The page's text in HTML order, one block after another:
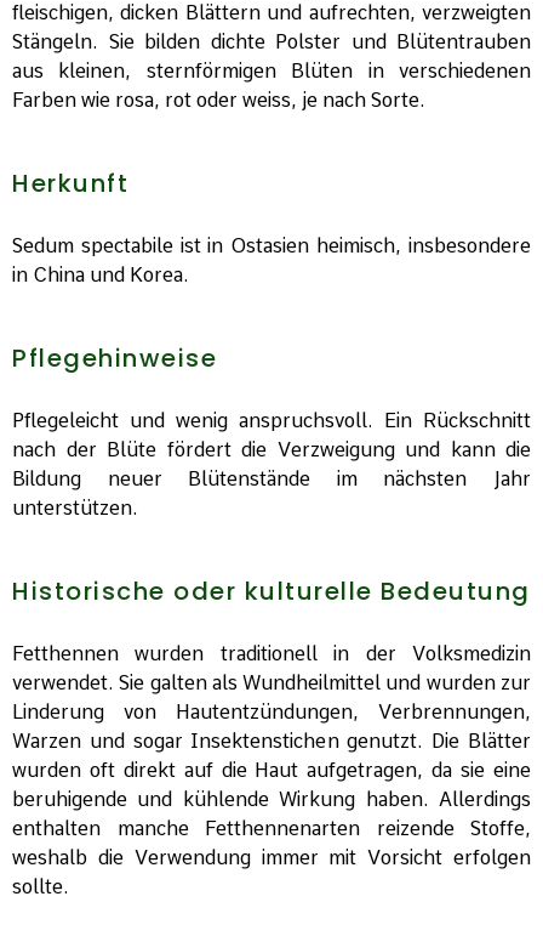
fleischigen, dicken Blättern und aufrechten, verzweigten
Stängeln. Sie bilden dichte Polster und Blütentrauben
aus kleinen, sternförmigen Blüten in verschiedenen
Farben wie rosa, rot oder weiss, je nach Sorte.
Herkunft
Sedum spectabile ist in Ostasien heimisch, insbesondere
in China und Korea.
Pflegehinweise
Pflegeleicht und wenig anspruchsvoll. Ein Rückschnitt
nach der Blüte fördert die Verzweigung und kann die
Bildung neuer Blütenstände im nächsten Jahr
unterstützen.
Historische oder kulturelle Bedeutung
Fetthennen wurden traditionell in der Volksmedizin
verwendet. Sie galten als Wundheilmittel und wurden zur
Linderung von Hautentzündungen, Verbrennungen,
Warzen und sogar Insektenstichen genutzt. Die Blätter
wurden oft direkt auf die Haut aufgetragen, da sie eine
beruhigende und kühlende Wirkung haben. Allerdings
enthalten manche Fetthennenarten reizende Stoffe,
weshalb die Verwendung immer mit Vorsicht erfolgen
sollte.